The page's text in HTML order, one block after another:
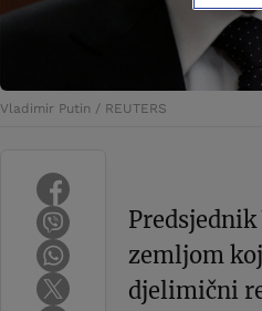
Vladimir Putin / REUTERS
zemljom
djelimični